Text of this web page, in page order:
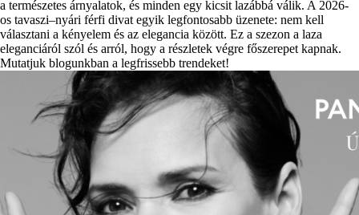
a természetes árnyalatok, és minden egy kicsit lazábbá válik. A 2026-
os tavaszi–nyári férfi divat egyik legfontosabb üzenete: nem kell
választani a kényelem és az elegancia között. Ez a szezon a laza
eleganciáról szól és arról, hogy a részletek végre főszerepet kapnak.
Mutatjuk blogunkban a legfrissebb trendeket!